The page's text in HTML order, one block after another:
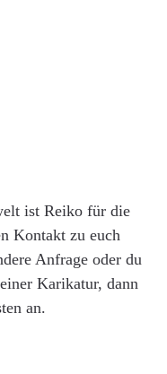
ist Reiko für die
Kontakt zu euch
Anfrage oder du
Karikatur, dann
an.